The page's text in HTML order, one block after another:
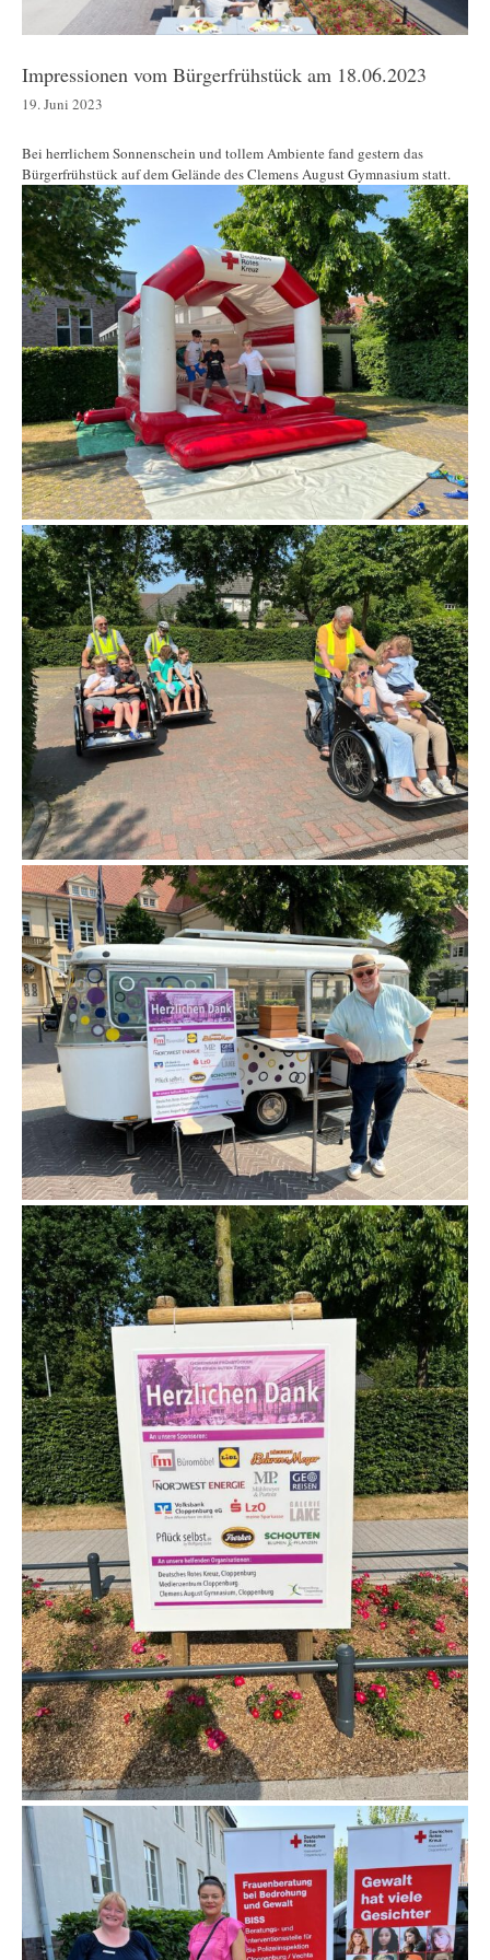
Impressionen vom Bürgerfrühstück am 18.06.2023
19. Juni 2023
Bei herrlichem Sonnenschein und tollem Ambiente fand gestern das
Bürgerfrühstück auf dem Gelände des Clemens August Gymnasium statt.